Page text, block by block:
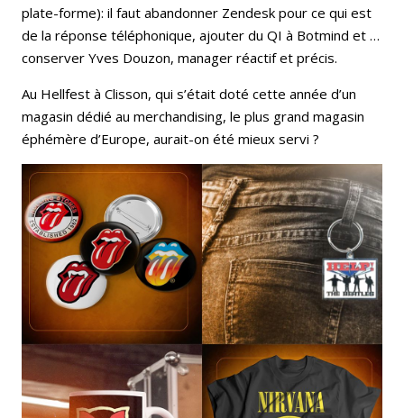
plate-forme): il faut abandonner Zendesk pour ce qui est
de la réponse téléphonique, ajouter du QI à Botmind et …
conserver Yves Douzon, manager réactif et précis.
Au Hellfest à Clisson, qui s’était doté cette année d’un
magasin dédié au merchandising, le plus grand magasin
éphémère d’Europe, aurait-on été mieux servi ?